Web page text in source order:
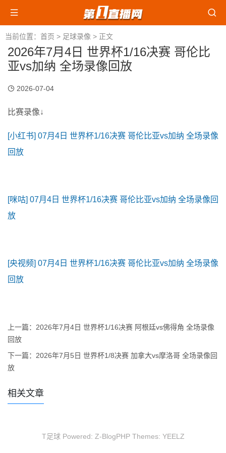
当前位置： 首页 > 足球录像 > 正文
2026年7月4日 世界杯1/16决赛 哥伦比
亚vs加纳 全场录像回放
2026-07-04
比赛录像↓
[小红书] 07月4日 世界杯1/16决赛 哥伦比亚vs加纳 全场录像
回放
[咪咕] 07月4日 世界杯1/16决赛 哥伦比亚vs加纳 全场录像回
放
[央视频] 07月4日 世界杯1/16决赛 哥伦比亚vs加纳 全场录像
回放
上一篇： 2026年7月4日 世界杯1/16决赛 阿根廷vs佛得角 全场录像
回放
下一篇： 2026年7月5日 世界杯1/8决赛 加拿大vs摩洛哥 全场录像回
放
相关文章
T足球 Powered: Z-BlogPHPThemes: YEELZ